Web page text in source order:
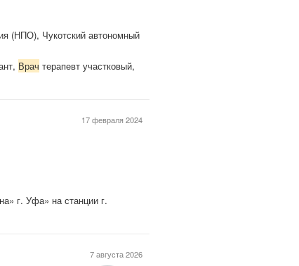
(НПО), Чукотский автономный
Врач терапевт участковый,
17 февраля 2024
г. Уфа» на станции г.
7 августа 2026